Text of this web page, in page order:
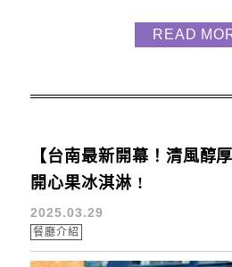
酒品和精緻調酒，真的很推薦
tour位於台南市中西區中正路5
READ
【台南最新開幕！清風醇
開心果冰淇淋 !
2025.03.29
餐廳介紹